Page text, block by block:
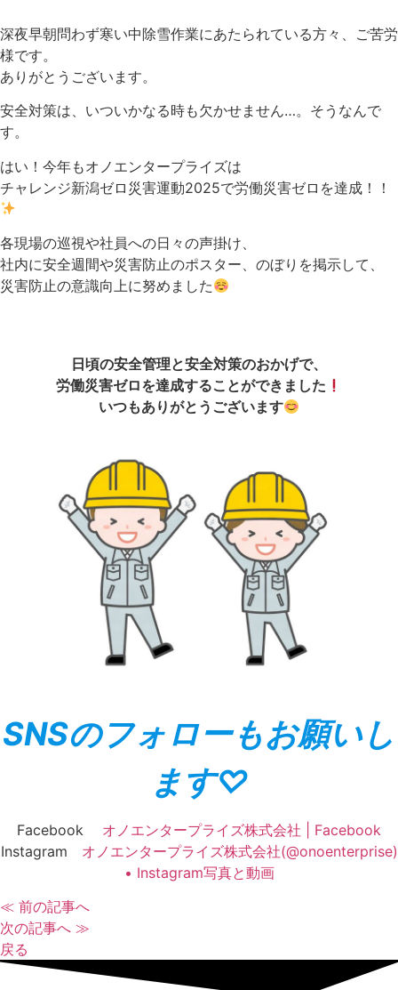
深夜早朝問わず寒い中除雪作業にあたられている方々、ご苦労
様です。
ありがとうございます。
安全対策は、いついかなる時も欠かせません…。そうなんで
す。
はい！今年もオノエンタープライズは
チャレンジ新潟ゼロ災害運動2025で労働災害ゼロを達成！！
各現場の巡視や社員への日々の声掛け、
社内に安全週間や災害防止のポスター、のぼりを掲示して、
災害防止の意識向上に努めました
日頃の安全管理と安全対策のおかげで、
労働災害ゼロを達成することができました
いつもありがとうございます
SNSのフォローもお願いし
ます♡
Facebook オノエンタープライズ株式会社 | Facebook
Instagram オノエンタープライズ株式会社(@onoenterprise)
• Instagram写真と動画
≪ 前の記事へ
次の記事へ ≫
戻る